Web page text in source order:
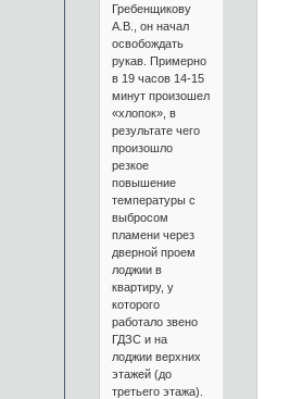
Гребенщикову
А.В., он начал
освобождать
рукав. Примерно
в 19 часов 14-15
минут произошел
«хлопок», в
результате чего
произошло
резкое
повышение
температуры с
выбросом
пламени через
дверной проем
лоджии в
квартиру, у
которого
работало звено
ГДЗС и на
лоджии верхних
этажей (до
третьего этажа).